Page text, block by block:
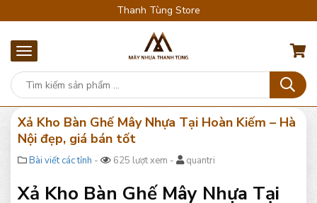
Thanh Tùng Store
Xả Kho Bàn Ghế Mây Nhựa Tại Hoàn Kiếm – Hà
Nội đẹp, giá bán tốt
Bài viết các tỉnh - 625 lượt xem - quantri
Xả Kho Bàn Ghế Mây Nhựa Tại